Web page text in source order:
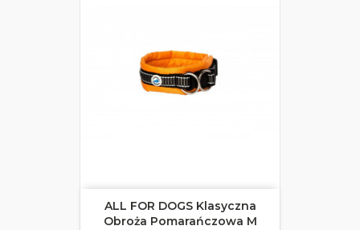
ALL FOR DOGS Klasyczna
Obroża Pomarańczowa M